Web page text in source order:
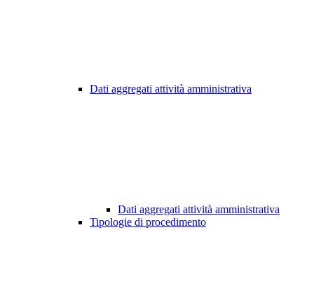
Dati aggregati attività amministrativa
Dati aggregati attività amministrativa
Tipologie di procedimento